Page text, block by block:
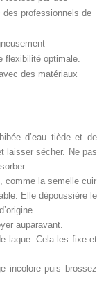
des professionnels de
flexibilité optimale.
des matériaux
d’eau tiède et de
laisser sécher. Ne pas
comme la semelle cuir
Elle dépoussière le
auparavant.
laque. Cela les fixe et
incolore puis brossez